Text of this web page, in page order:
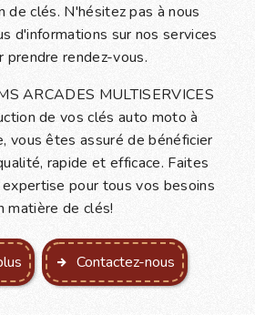
de clés. N'hésitez pas à nous
d'informations sur nos services
prendre rendez-vous.
ARCADES MULTISERVICES
de vos clés auto moto à
vous êtes assuré de bénéficier
rapide et efficace. Faites
pour tous vos besoins
matière de clés!
Contactez-nous